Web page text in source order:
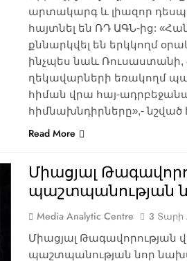
արտակարգ և լիազոր
հայտնել են ՌԴ ԱԳՆ-ից:
քննարկվել են երկկողմ
ինչպես նաև
ղեկավարների եռակողմ
հիման վրա հայ-
հիմնախնդիրները»,- նշված
Read More
Միացյալ
պաշտպանության
Media Analytic Centre 3 Տարի
Միացյալ Թագավորության
պաշտպանության նոր